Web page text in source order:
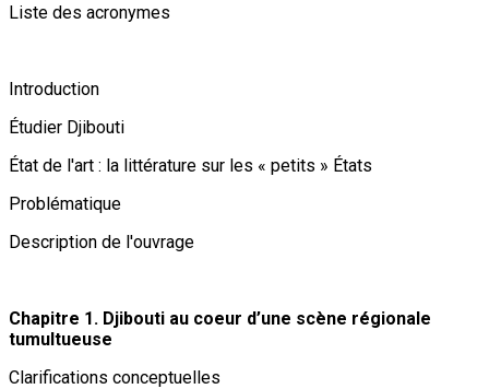
Liste des acronymes
Introduction
Étudier Djibouti
État de l'art : la littérature sur les « petits » États
Problématique
Description de l'ouvrage
Chapitre 1. Djibouti au coeur d’une scène régionale
tumultueuse
Clarifications conceptuelles